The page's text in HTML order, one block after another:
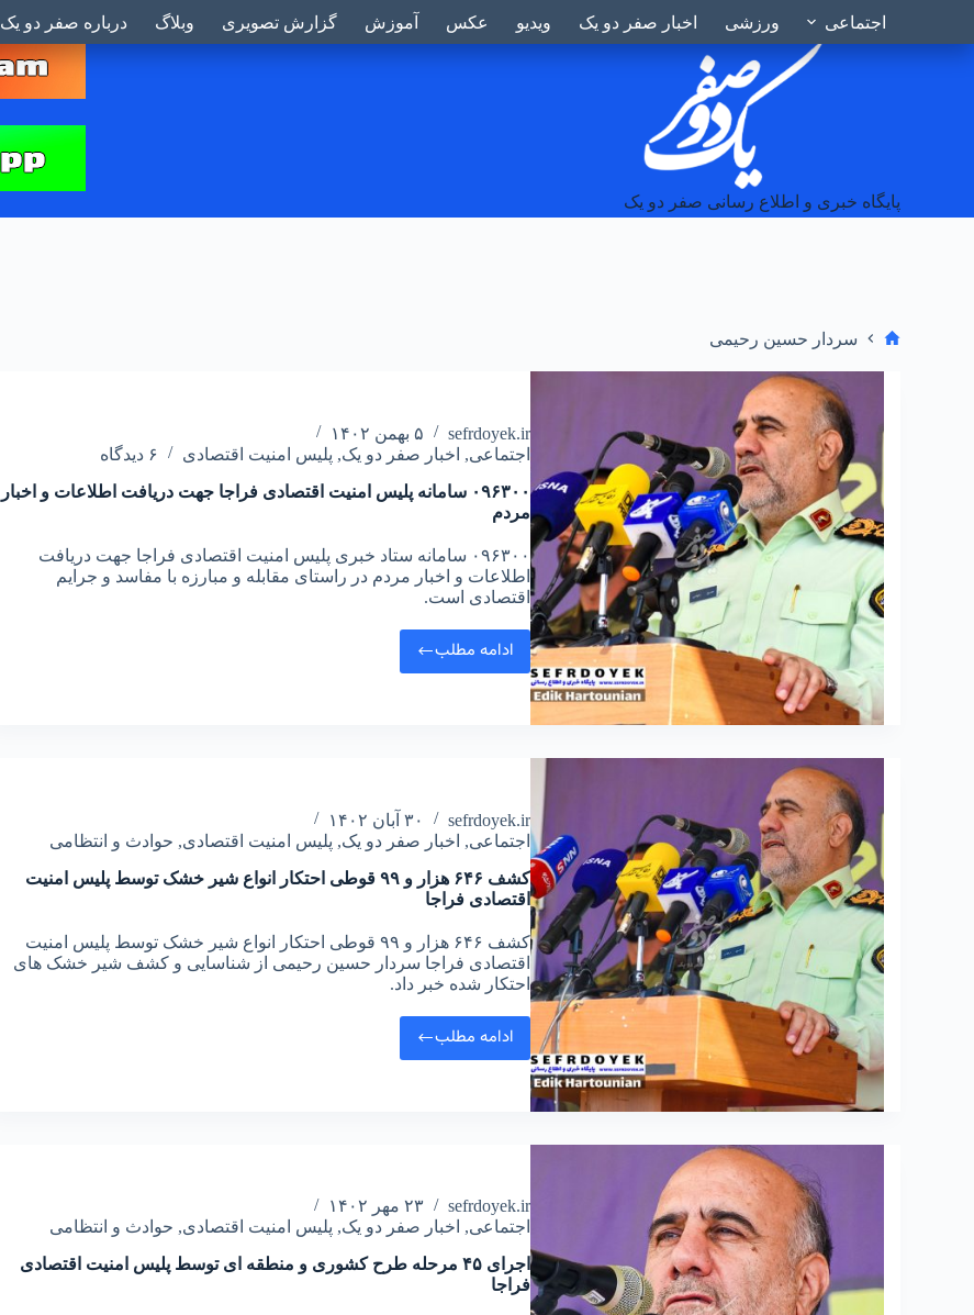
Instagram
Telegram ۱۵ مرداد ۱۴۰۵ ۸:۱۳ ق.ظ
پایگاه خبری و اطلاع رسانی صفر دو یک
اجتماعی ورزشی اخبار صفر دو یک ویدیو عکس آموزش گزارش تصویری وبلاگ درباره صفر دو یک ۰۲۱
سردار حسین رحیمی
sefrdoyek.ir
۵ بهمن ۱۴۰۲
اجتماعی, اخبار صفر دو یک, پلیس امنیت اقتصادی
۶ دیدگاه
۰۹۶۳۰۰ سامانه پلیس امنیت اقتصادی فراجا جهت دریافت اطلاعات و اخبار
مردم
۰۹۶۳۰۰ سامانه ستاد خبری پلیس امنیت اقتصادی فراجا جهت دریافت
اطلاعات و اخبار مردم در راستای مقابله و مبارزه با مفاسد و جرایم
اقتصادی است.
ادامه مطلب
sefrdoyek.ir
۳۰ آبان ۱۴۰۲
اجتماعی, اخبار صفر دو یک, پلیس امنیت اقتصادی, حوادث و انتظامی
کشف ۶۴۶ هزار و ۹۹ قوطی احتکار انواع شیر خشک توسط پلیس امنیت
اقتصادی فراجا
کشف ۶۴۶ هزار و ۹۹ قوطی احتکار انواع شیر خشک توسط پلیس امنیت
اقتصادی فراجا سردار حسین رحیمی از شناسایی و کشف شیر خشک های
احتکار شده خبر داد.
ادامه مطلب
sefrdoyek.ir
۲۳ مهر ۱۴۰۲
اجتماعی, اخبار صفر دو یک, پلیس امنیت اقتصادی, حوادث و انتظامی
اجرای ۴۵ مرحله طرح کشوری و منطقه ای توسط پلیس امنیت اقتصادی
فراجا